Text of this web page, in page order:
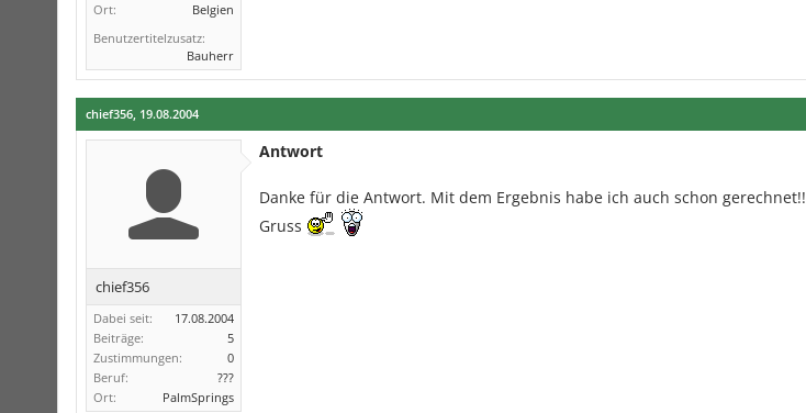
Ort:
Belgien
Benutzertitelzusatz:
Bauherr
chief356, 19.08.2004
chief356
Dabei seit:
17.08.2004
Beiträge:
5
Zustimmungen:
0
Beruf:
???
Ort:
PalmSprings
Antwort
Danke für die Antwort. Mit dem Ergebnis habe ich auch schon gerechnet!!
Gruss